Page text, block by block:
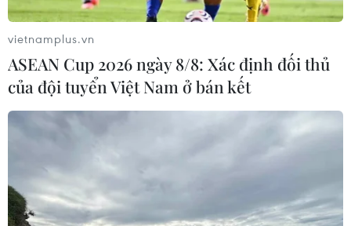
vietnamplus.vn
ASEAN Cup 2026 ngày 8/8: Xác định đối thủ
của đội tuyển Việt Nam ở bán kết